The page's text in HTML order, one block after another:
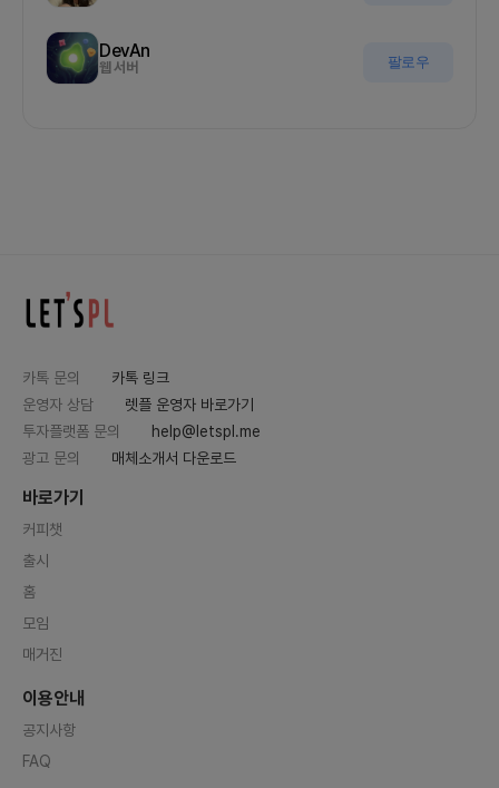
DevAn
웹 서버 팔로우
카톡 문의
카톡 링크
운영자 상담
렛플 운영자 바로가기
투자플랫폼 문의
help@letspl.me
광고 문의
매체소개서 다운로드
바로가기
커피챗
출시
홈
모임
매거진
이용안내
공지사항
FAQ